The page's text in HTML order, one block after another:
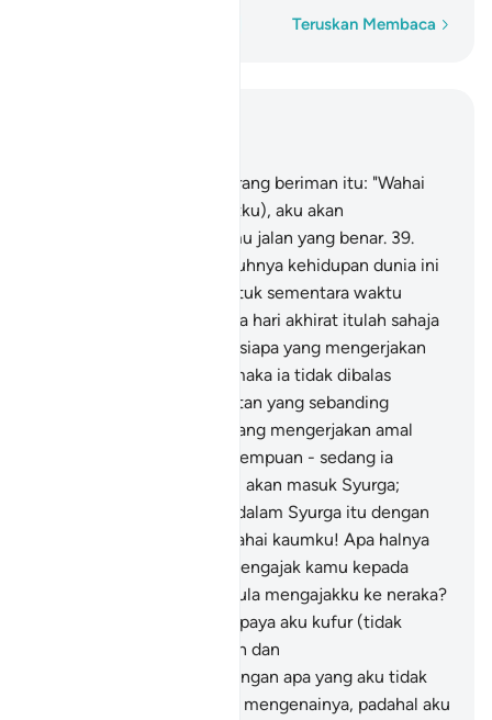
Teruskan Membaca
Dan berkatalah pula orang beriman itu: "Wahai
kaumku! Turutlah (nasihatku), aku akan
menunjukkan kepada kamu jalan yang benar. 39.
"Wahai kaumku! Sesungguhnya kehidupan dunia ini
hanyalah kesenangan (untuk sementara waktu
sahaja), dan sesungguhnya hari akhirat itulah sahaja
"Sesiapa yang mengerjakan
sesuatu perbuatan jahat maka ia tidak dibalas
melainkan dengan kejahatan yang sebanding
dengannya; dan sesiapa yang mengerjakan amal
soleh - dari lelaki atau perempuan - sedang ia
beriman, maka mereka itu akan masuk Syurga;
mereka beroleh rezeki di dalam Syurga itu dengan
"Dan wahai kaumku! Apa halnya
aku dengan kamu? Aku mengajak kamu kepada
keselamatan, dan kamu pula mengajakku ke neraka?
"Kamu mengajakku supaya aku kufur (tidak
percayakan keesaan) Allah dan
mempersekutukanNya dengan apa yang aku tidak
mempunyai pengetahuan mengenainya, padahal aku